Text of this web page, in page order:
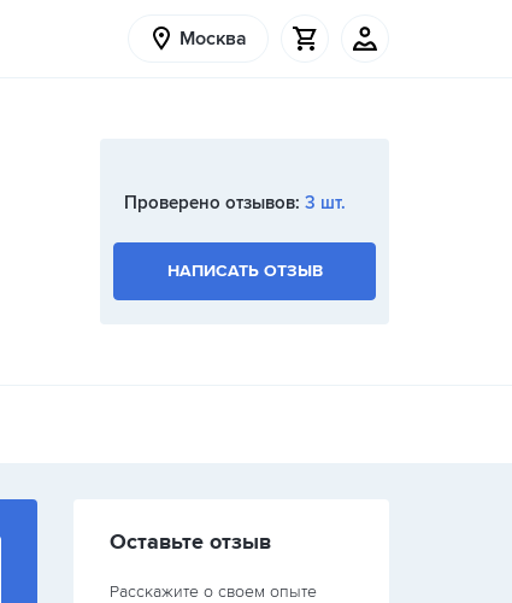
Москва
Проверено отзывов: 3 шт.
НАПИСАТЬ ОТЗЫВ
Оставьте отзыв
Расскажите о своем опыте